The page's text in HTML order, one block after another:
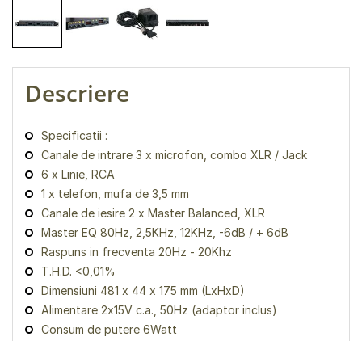
Descriere
Specificatii :
Canale de intrare 3 x microfon, combo XLR / Jack
6 x Linie, RCA
1 x telefon, mufa de 3,5 mm
Canale de iesire 2 x Master Balanced, XLR
Master EQ 80Hz, 2,5KHz, 12KHz, -6dB / + 6dB
Raspuns in frecventa 20Hz - 20Khz
T.H.D. <0,01%
Dimensiuni 481 x 44 x 175 mm (LxHxD)
Alimentare 2x15V c.a., 50Hz (adaptor inclus)
Consum de putere 6Watt